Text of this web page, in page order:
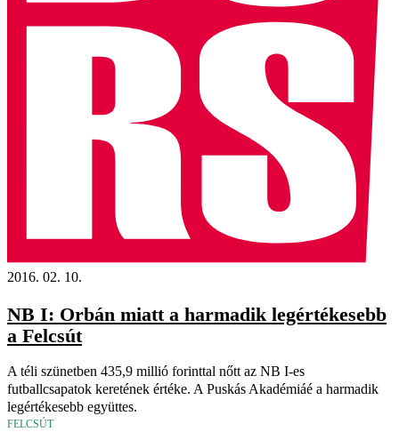
2016. 02. 10.
NB I: Orbán miatt a harmadik legértékesebb
a Felcsút
A téli szünetben 435,9 millió forinttal nőtt az NB I-es
futballcsapatok keretének értéke. A Puskás Akadémiáé a harmadik
legértékesebb együttes.
FELCSÚT